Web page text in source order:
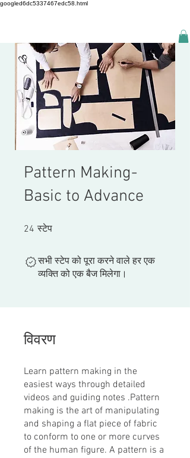
googled6dc5337467edc58.html
Pattern Making-
Basic to Advance
24 स्टेप
सभी स्टेप को पूरा करने वाले हर एक
व्यक्ति को एक बैज मिलेगा।
विवरण
Learn pattern making in the
easiest ways through detailed
videos and guiding notes .Pattern
making is the art of manipulating
and shaping a flat piece of fabric
to conform to one or more curves
of the human figure. A pattern is a